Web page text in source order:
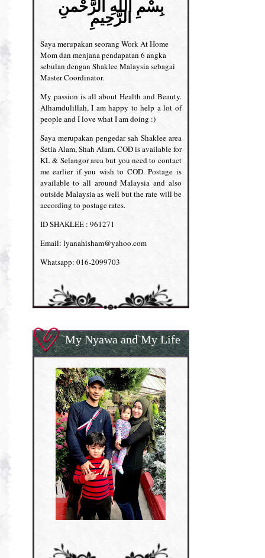
بِسْمِ اللهِ الرَّحْمنِ
الرَّحِيمِ
Saya merupakan seorang Work At Home
Mom dan menjana pendapatan 6 angka
sebulan dengan Shaklee Malaysia sebagai
Master Coordinator.
My passion is all about Health and Beauty.
Alhamdulillah, I am happy to help a lot of
people and I love what I am doing :)
Saya merupakan pengedar sah Shaklee area
Setia Alam, Shah Alam. COD is available for
KL & Selangor area but you need to contact
me earlier if you wish to COD. Postage is
available to all around Malaysia and also
outside Malaysia as well but the rate will be
according to postage rates.
ID SHAKLEE : 961271
Email: lyanahisham@yahoo.com
Whatsapp: 016-2099703
My Nyawa and My Life